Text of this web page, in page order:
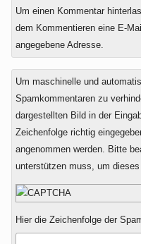
Um einen Kommentar
dem Kommentieren eine E-
angegebene Adresse.
Um maschinelle und
Spamkommentaren zu
dargestellten Bild in der
Zeichenfolge richtig
angenommen werden. Bitte
unterstützen muss, um dieses
Hier die Zeichenfolge der